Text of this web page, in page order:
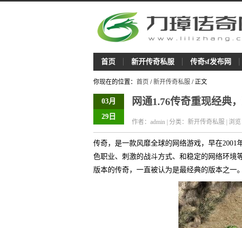
首页 新开传奇私服 传奇sf发布网
你现在的位置： 首页 /新开传奇私服 / 正文
03月
29日
网通1.76传奇重现经典
作者：admin | 分类：新开传奇私服 | 浏览
传奇，是一款风靡全球的网络游戏，早在
色职业、刺激的战斗方式、和稳定的网络环境
版本的传奇，一直被认为是最经典的版本之一。